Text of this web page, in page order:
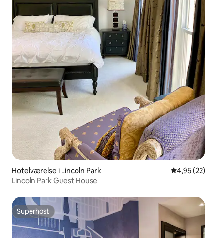
Hotelværelse i Lincoln Park 4,95 ud af 5 i
4,95 (22)
Lincoln Park Guest House
Superhost
Superhost